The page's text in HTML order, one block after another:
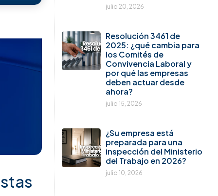
julio 20, 2026
Resolución 3461 de
2025: ¿qué cambia para
los Comités de
Convivencia Laboral y
por qué las empresas
deben actuar desde
ahora?
julio 15, 2026
¿Su empresa está
preparada para una
inspección del Ministerio
del Trabajo en 2026?
julio 10, 2026